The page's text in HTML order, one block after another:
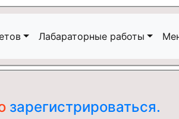
Лабараторные работы
зарегистрироваться.